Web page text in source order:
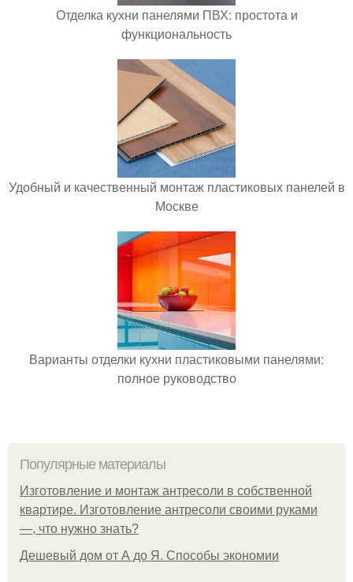
Отделка кухни панелями ПВХ: простота и
функциональность
Удобный и качественный монтаж пластиковых панелей в
Москве
Варианты отделки кухни пластиковыми панелями:
полное руководство
Популярные материалы
Изготовление и монтаж антресоли в собственной
квартире. Изготовление антресоли своими руками
—, что нужно знать?
Дешевый дом от А до Я. Способы экономии